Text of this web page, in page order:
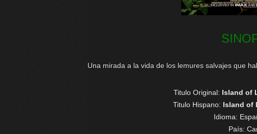
Una mirada a la vida de los lemures salvajes que
Titulo Original: Island of
Titulo Hispano: Island of
Idioma:
País: